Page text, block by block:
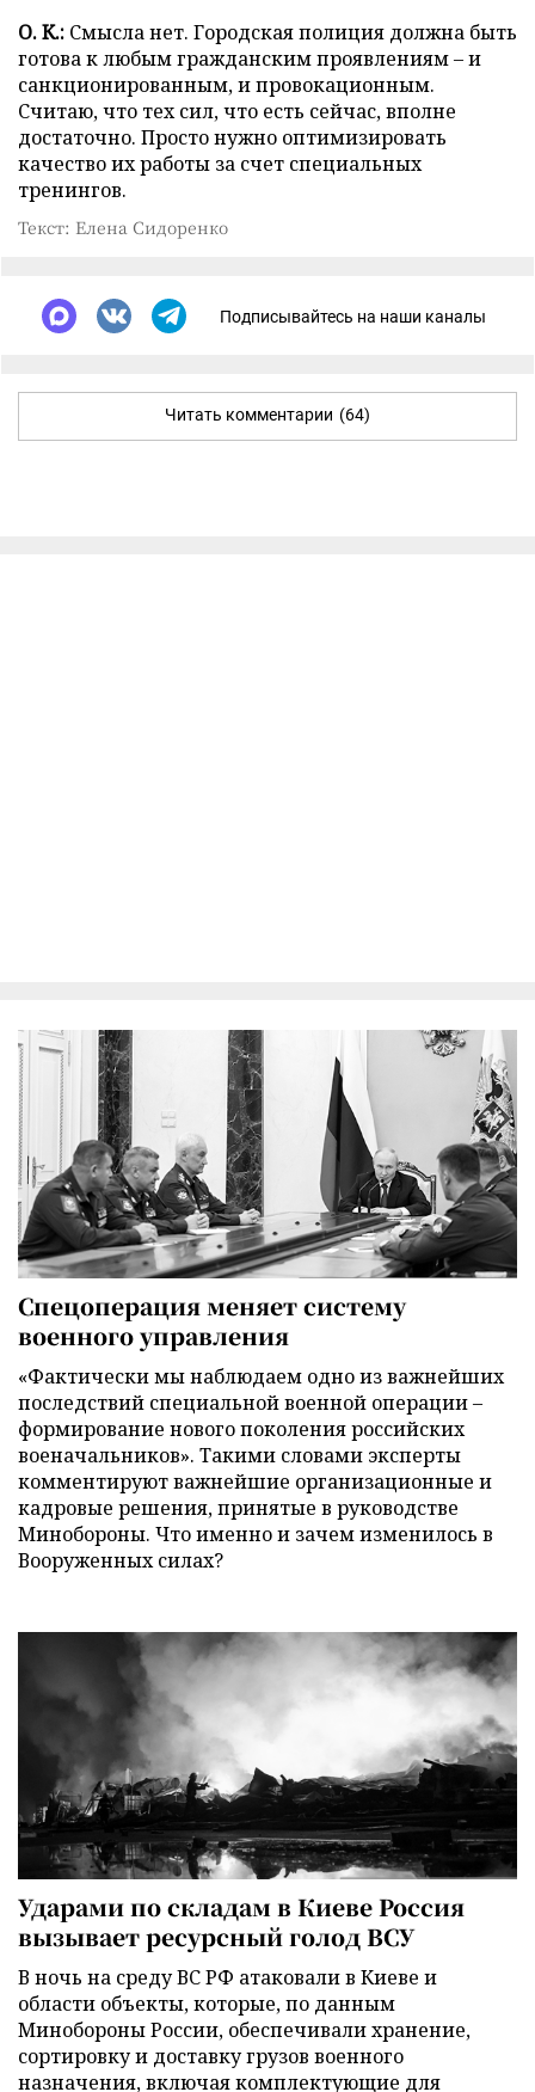
О. К.: Смысла нет. Городская полиция должна быть
готова к любым гражданским проявлениям – и
санкционированным, и провокационным.
Считаю, что тех сил, что есть сейчас, вполне
достаточно. Просто нужно оптимизировать
качество их работы за счет специальных
тренингов.
Текст: Елена Сидоренко
Подписывайтесь на наши каналы
Читать комментарии (64)
Спецоперация меняет систему
военного управления
«Фактически мы наблюдаем одно из важнейших
последствий специальной военной операции –
формирование нового поколения российских
военачальников». Такими словами эксперты
комментируют важнейшие организационные и
кадровые решения, принятые в руководстве
Минобороны. Что именно и зачем изменилось в
Вооруженных силах?
Ударами по складам в Киеве Россия
вызывает ресурсный голод ВСУ
В ночь на среду ВС РФ атаковали в Киеве и
области объекты, которые, по данным
Минобороны России, обеспечивали хранение,
сортировку и доставку грузов военного
назначения, включая комплектующие для